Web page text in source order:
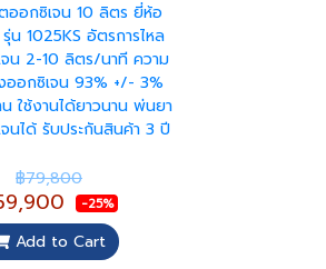
ออกซิเจน 10 ลิตร ยี่ห้อ
น 1025KS อัตรการไหล
น 2-10 ลิตร/นาที ความ
ออกซิเจน 93% +/- 3%
ใช้งานได้ยาวนาน พ่นยา
นได้ รับประกันสินค้า 3 ปี
฿79,800
-25%
Add to Cart